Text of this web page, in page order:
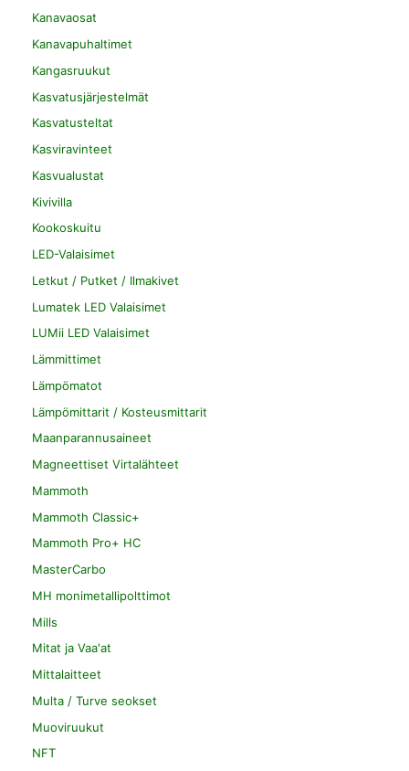
Kanavaosat
Kanavapuhaltimet
Kangasruukut
Kasvatusjärjestelmät
Kasvatusteltat
Kasviravinteet
Kasvualustat
Kivivilla
Kookoskuitu
LED-Valaisimet
Letkut / Putket / Ilmakivet
Lumatek LED Valaisimet
LUMii LED Valaisimet
Lämmittimet
Lämpömatot
Lämpömittarit / Kosteusmittarit
Maanparannusaineet
Magneettiset Virtalähteet
Mammoth
Mammoth Classic+
Mammoth Pro+ HC
MasterCarbo
MH monimetallipolttimot
Mills
Mitat ja Vaa'at
Mittalaitteet
Multa / Turve seokset
Muoviruukut
NFT